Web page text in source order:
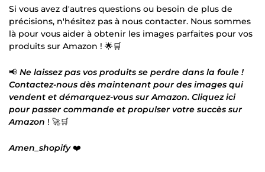
Si vous avez d'autres questions ou besoin de plus de
précisions, n'hésitez pas à nous contacter. Nous sommes
là pour vous aider à obtenir les images parfaites pour vos
produits sur Amazon ! 🌟🛒
📢 Ne laissez pas vos produits se perdre dans la foule !
Contactez-nous dès maintenant pour des images qui
vendent et démarquez-vous sur Amazon. Cliquez ici
pour passer commande et propulser votre succès sur
Amazon ! 🚀🛒
Amen_shopify❤️